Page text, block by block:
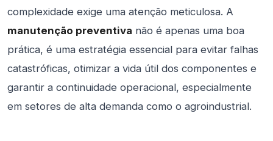
complexidade exige uma atenção meticulosa. A
manutenção preventiva não é apenas uma boa
prática, é uma estratégia essencial para evitar falhas
catastróficas, otimizar a vida útil dos componentes e
garantir a continuidade operacional, especialmente
em setores de alta demanda como o agroindustrial.